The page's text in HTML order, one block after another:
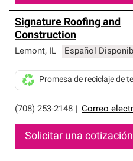
Signature Roofing and
Construction
Lemont, IL Español
(708) 253-2148 Correo
Promesa de reciclaje de
Solicitar una cotización